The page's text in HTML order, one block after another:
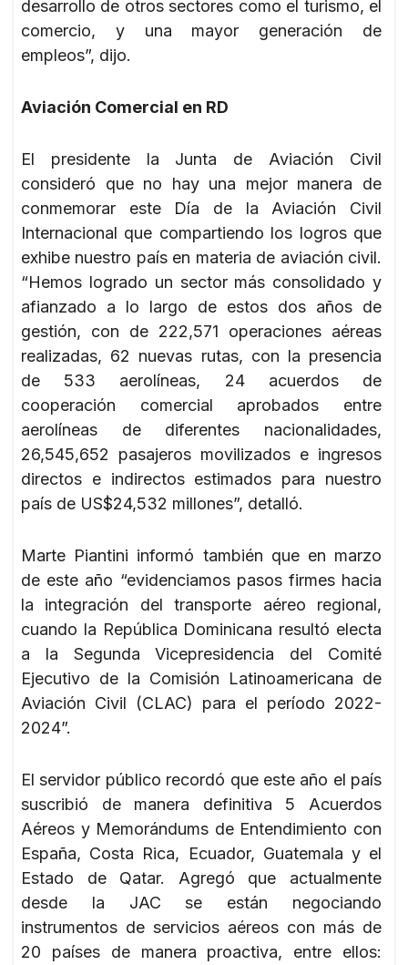
desarrollo de otros sectores como el turismo, el
comercio, y una mayor generación de
empleos”, dijo.
Aviación Comercial en RD
El presidente la Junta de Aviación Civil
consideró que no hay una mejor manera de
conmemorar este Día de la Aviación Civil
Internacional que compartiendo los logros que
exhibe nuestro país en materia de aviación civil.
“Hemos logrado un sector más consolidado y
afianzado a lo largo de estos dos años de
gestión, con de 222,571 operaciones aéreas
realizadas, 62 nuevas rutas, con la presencia
de 533 aerolíneas, 24 acuerdos de
cooperación comercial aprobados entre
aerolíneas de diferentes nacionalidades,
26,545,652 pasajeros movilizados e ingresos
directos e indirectos estimados para nuestro
país de US$24,532 millones”, detalló.
Marte Piantini informó también que en marzo
de este año “evidenciamos pasos firmes hacia
la integración del transporte aéreo regional,
cuando la República Dominicana resultó electa
a la Segunda Vicepresidencia del Comité
Ejecutivo de la Comisión Latinoamericana de
Aviación Civil (CLAC) para el período 2022-
2024”.
El servidor público recordó que este año el país
suscribió de manera definitiva 5 Acuerdos
Aéreos y Memorándums de Entendimiento con
España, Costa Rica, Ecuador, Guatemala y el
Estado de Qatar. Agregó que actualmente
desde la JAC se están negociando
instrumentos de servicios aéreos con más de
20 países de manera proactiva, entre ellos: